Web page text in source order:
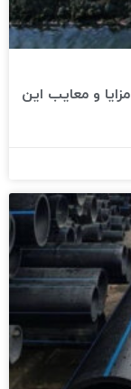
آبیاری غرقابی چیست؟ بررسی کامل روش٬ مزایا و معایب این